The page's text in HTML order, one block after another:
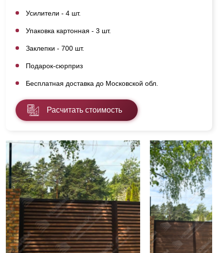
Усилители - 4 шт.
Упаковка картонная - 3 шт.
Заклепки - 700 шт.
Подарок-сюрприз
Бесплатная доставка до Московской обл.
Расчитать стоимость